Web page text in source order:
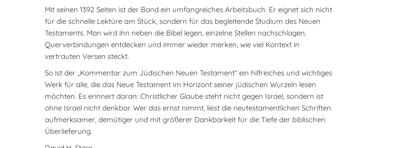
Mit seinen 1392 Seiten ist der Band ein umfangreiches Arbeitsbuch. Er eignet sich nicht
für die schnelle Lektüre am Stück, sondern für das begleitende Studium des Neuen
Testaments. Man wird ihn neben die Bibel legen, einzelne Stellen nachschlagen,
Querverbindungen entdecken und immer wieder merken, wie viel Kontext in
vertrauten Versen steckt.
So ist der „Kommentar zum Jüdischen Neuen Testament“ ein hilfreiches und wichtiges
Werk für alle, die das Neue Testament im Horizont seiner jüdischen Wurzeln lesen
möchten. Es erinnert daran: Christlicher Glaube steht nicht gegen Israel, sondern ist
ohne Israel nicht denkbar. Wer das ernst nimmt, liest die neutestamentlichen Schriften
aufmerksamer, demütiger und mit größerer Dankbarkeit für die Tiefe der biblischen
Überlieferung.